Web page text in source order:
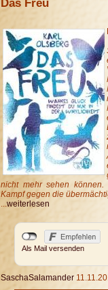
Das Freu
nicht mehr sehen
Kampf gegen die
weiterlesen
Als Mail versenden
SaschaSalamander